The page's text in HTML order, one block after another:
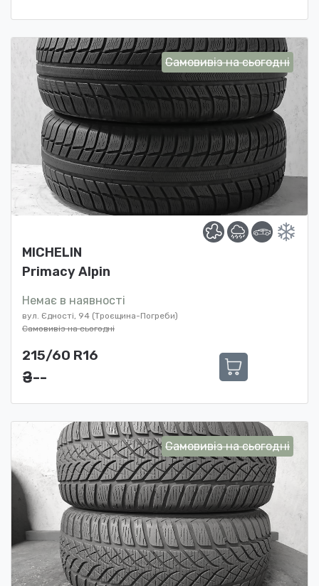
Самовивіз на сьогодні
MICHELIN
Primacy Alpin
Немає в наявності
вул. Єдності, 94 (Троєщина-Погреби)
Самовивіз на сьогодні
215/60 R16
₴ ---
Самовивіз на сьогодні